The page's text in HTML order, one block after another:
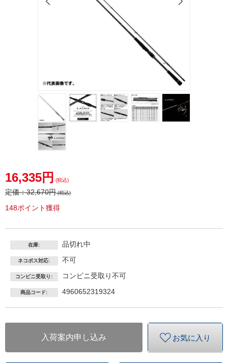
16,335円 (税込)
定価：32,670円(税込)
148ポイント獲得
在庫: 品切れ中
ネコポス対応: 不可
コンビニ受取り: コンビニ受取り不可
商品コード: 4960652319324
入荷案内申し込み お気に入り